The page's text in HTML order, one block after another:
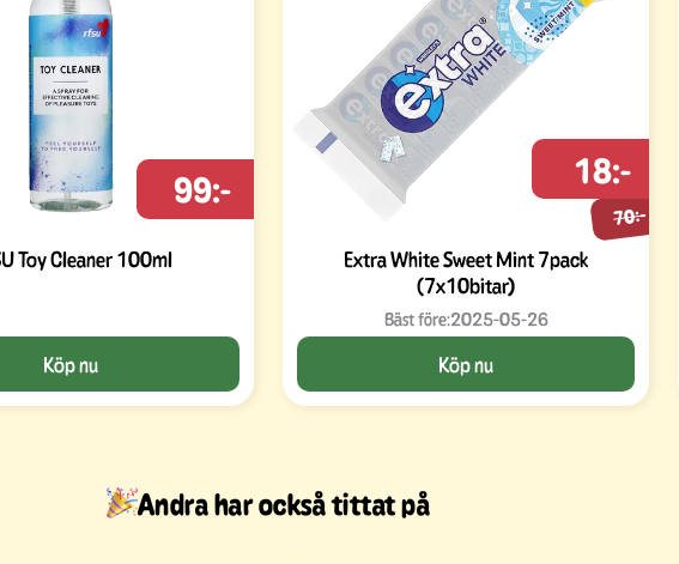
Toy Cleaner 100ml
99:-
Köp nu
Extra White Sweet Mint 7pack
(7x10bitar)
70:-
18:-
Bäst före:2025-05-26
Köp nu
Andra har också tittat på